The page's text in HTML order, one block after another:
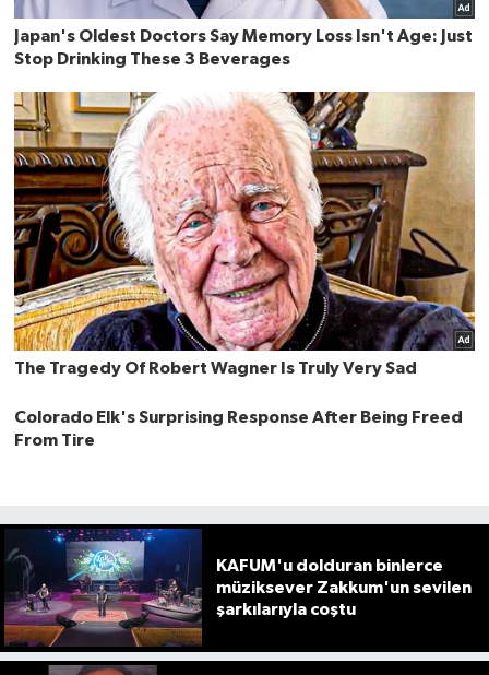
KAFUM'u dolduran binlerce
müziksever Zakkum'un sevilen
şarkılarıyla coştu